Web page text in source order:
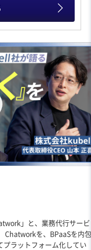
」と、業務代行サービ
Chatworkを、BPaaSを内包
プラットフォーム化してい